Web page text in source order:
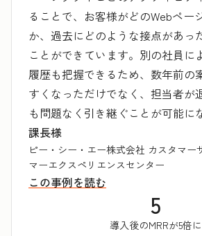
ることで、お客様がどのWebペー
か、過去にどのような接点があっ
ことができています。別の社員に
履歴も把握できるため、数年前の
すくなっただけでなく、担当者が
も問題なく引き継ぐことが可能に
課長様
ピー・シー・エー株式会社 カスタマー
マーエクスペリエンスセンター
この事例を読む
5
導入後のMRRが5倍に